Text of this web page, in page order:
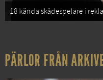
18 kända skådespelare i
PÄRLOR FRÅN